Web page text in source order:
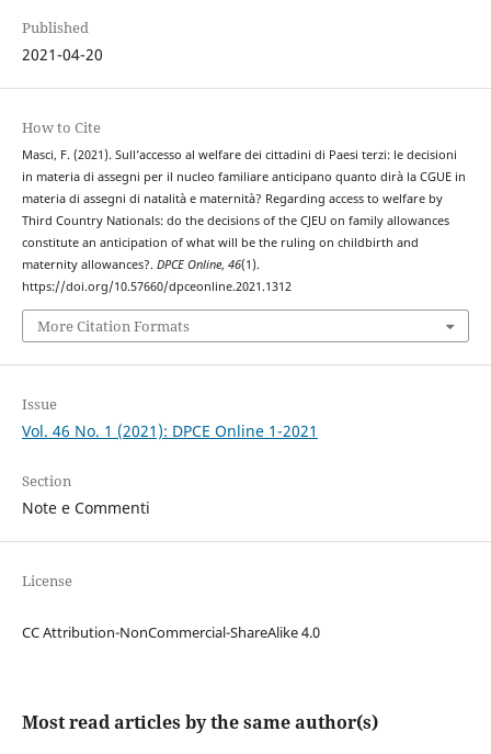
Published
2021-04-20
How to Cite
Masci, F. (2021). Sull’accesso al welfare dei cittadini di Paesi terzi: le decisioni
in materia di assegni per il nucleo familiare anticipano quanto dirà la CGUE in
materia di assegni di natalità e maternità? Regarding access to welfare by
Third Country Nationals: do the decisions of the CJEU on family allowances
constitute an anticipation of what will be the ruling on childbirth and
maternity allowances?. DPCE Online, 46(1).
https://doi.org/10.57660/dpceonline.2021.1312
More Citation Formats
Issue
Vol. 46 No. 1 (2021): DPCE Online 1-2021
Section
Note e Commenti
License
CC Attribution-NonCommercial-ShareAlike 4.0
Most read articles by the same author(s)